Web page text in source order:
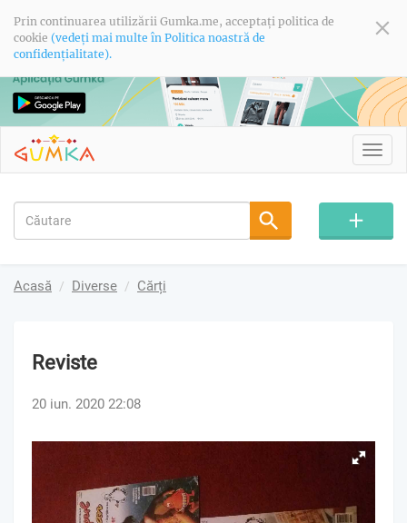
Prin continuarea utilizării Gumka.me, acceptați politica de
cookie (vedeți mai multe în Politica noastră de
confidențialitate).
Acasă Diverse Cărți
Reviste
20 iun. 2020 22:08